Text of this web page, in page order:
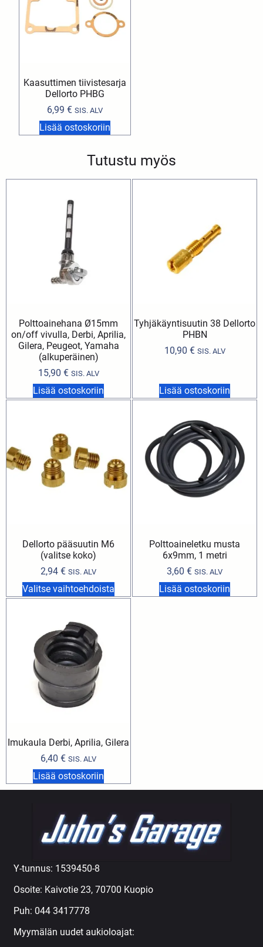
Kaasuttimen tiivistesarja
Dellorto PHBG
6,99€ SIS. ALV
Lisää ostoskoriin
Tutustu myös
Polttoainehana Ø15mm
on/off vivulla, Derbi, Aprilia,
Gilera, Peugeot, Yamaha
(alkuperäinen)
15,90 € SIS. ALV
Lisää ostoskoriin
Tyhjäkäyntisuutin 38 Dellorto
PHBN
10,90 € SIS. ALV
Lisää ostoskoriin
Dellorto pääsuutin M6
(valitse koko)
2,94 € SIS. ALV
Valitse vaihtoehdoista
Polttoaineletku musta
6x9mm, 1 metri
3,60 € SIS. ALV
Lisää ostoskoriin
Imukaula Derbi, Aprilia, Gilera
6,40 € SIS. ALV
Lisää ostoskoriin
Y-tunnus: 1539450-8
Osoite: Kaivotie 23, 70700 Kuopio
Puh: 044 3417778
Myymälän uudet aukioloajat: